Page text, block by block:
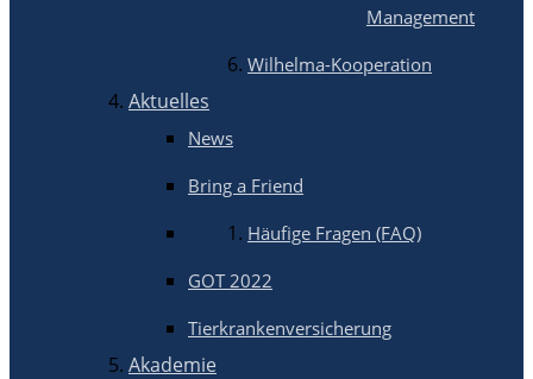
Management
Wilhelma-Kooperation
Aktuelles
News
Bring a Friend
Häufige Fragen (FAQ)
GOT 2022
Tierkrankenversicherung
Akademie